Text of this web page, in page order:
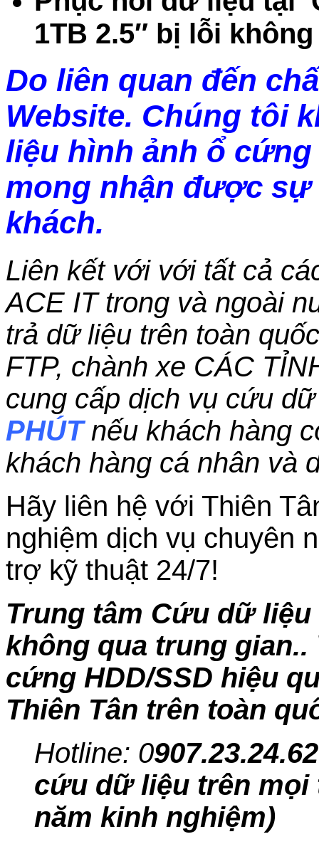
1TB 2.5″ bị lỗi
Do liên quan đến
Website. Chúng tôi
liệu hình ảnh ổ
mong nhận được
khách.
Liên kết với với tất cả
ACE IT trong và ngoài
trả dữ liệu trên toàn
FTP, chành xe CÁC
cung cấp dịch vụ cứu
PHÚTnếu khách hàng
khách hàng cá nhân và
Hãy liên hệ với Thiên
nghiệm dịch vụ chuyên
trợ kỹ thuật 24/7!
Trung tâm Cứu dữ liệu
không qua trung
cứng HDD/SSD hiệu
Thiên Tân trên toàn
Hotline: 0
cứu dữ liệu trên
năm kinh nghiệm)